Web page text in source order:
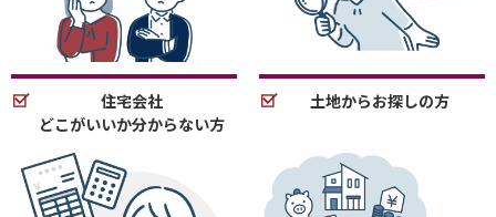
住宅会社
どこがいいか分からない方
土地からお探しの方